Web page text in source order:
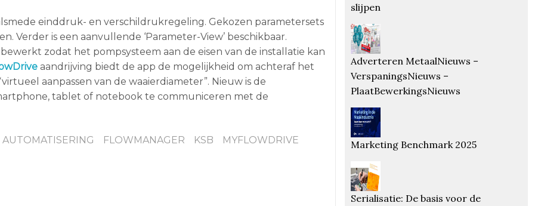
einddruk- en verschildrukregeling. Gekozen parametersets
Verder is een aanvullende ‘Parameter-View’ beschikbaar.
zodat het pompsysteem aan de eisen van de installatie kan
aandrijving biedt de app de mogelijkheid om achteraf het
aanpassen van de waaierdiameter”. Nieuw is de
tablet of notebook te communiceren met de
AUTOMATISERING FLOWMANAGER KSB MYFLOWDRIVE
slijpen
Adverteren MetaalNieuws –
VerspaningsNieuws –
PlaatBewerkingsNieuws
Marketing Benchmark 2025
Serialisatie: De basis voor de